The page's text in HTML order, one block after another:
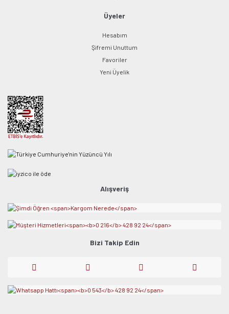
Üyeler
Hesabım
Şifremi Unuttum
Favoriler
Yeni Üyelik
Alışveriş
Bizi Takip Edin